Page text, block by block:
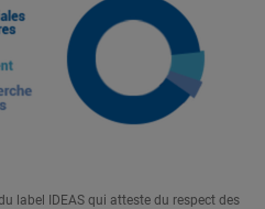
label IDEAS qui atteste du respect des